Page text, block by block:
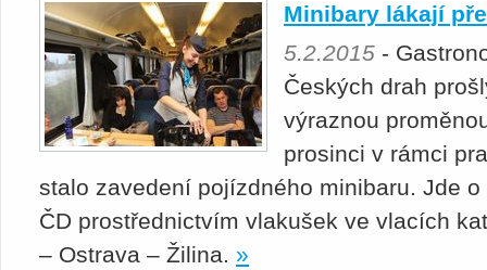
Minibary lákají
5.2.2015 -
Českých drah
výraznou
prosinci v rámci
stalo zavedení pojízdného minibaru. Jde
ČD prostřednictvím vlakušek ve vlacích
– Ostrava – Žilina. »